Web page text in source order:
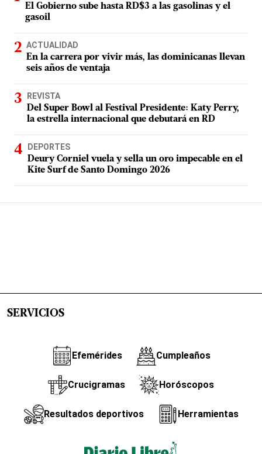
El Gobierno sube hasta RD$3 a las gasolinas y el
gasoil
ACTUALIDAD
En la carrera por vivir más, las dominicanas llevan
seis años de ventaja
REVISTA
Del Super Bowl al Festival Presidente: Katy Perry,
la estrella internacional que debutará en RD
DEPORTES
Deury Corniel vuela y sella un oro impecable en el
Kite Surf de Santo Domingo 2026
SERVICIOS
Efemérides Cumpleaños
Crucigramas Horóscopos
Resultados deportivos Herramientas